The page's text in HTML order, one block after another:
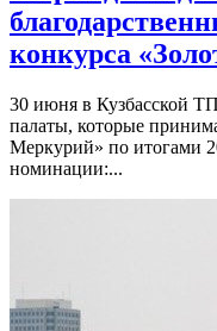
конкурса
30 июня в Кузбасской
палаты, которые
Меркурий» по итогами
номинации:...